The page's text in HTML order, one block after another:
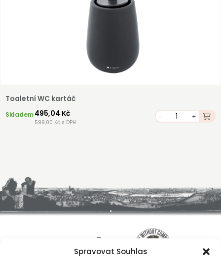
Spravovat Souhlas
Toaletní WC kartáč
Skladem495,04 Kč
599,00 Kč s DPH
- +